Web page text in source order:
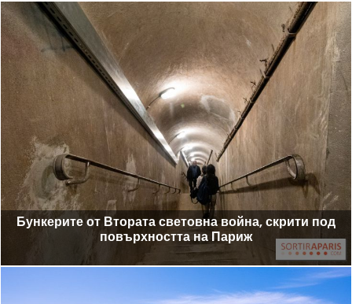
Бункерите от Втората световна война, скрити под
повърхността на Париж